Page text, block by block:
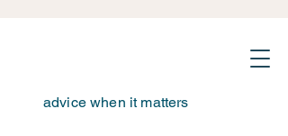
advice when it matters